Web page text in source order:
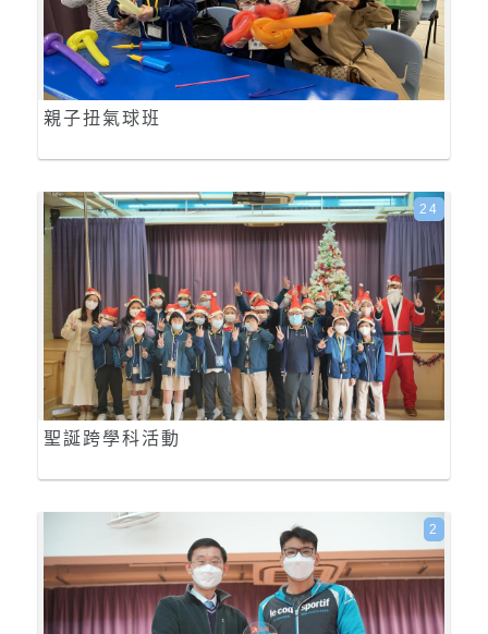
親子扭氣球班
聖誕跨學科活動
24
2